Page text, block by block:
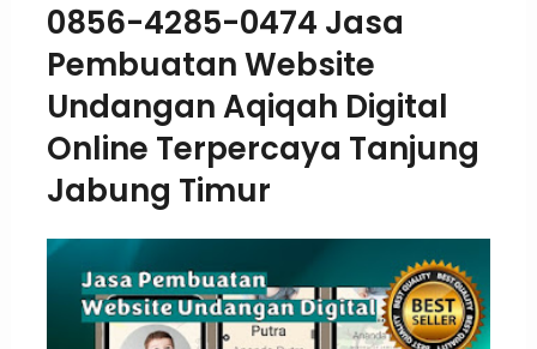
0856-4285-0474 Jasa
Pembuatan Website
Undangan Aqiqah Digital
Online Terpercaya Tanjung
Jabung Timur